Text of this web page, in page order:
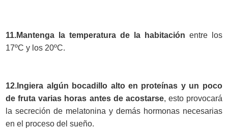
11.Mantenga la temperatura de la habitación entre los
17ºC y los 20ºC.
12.Ingiera algún bocadillo alto en proteínas y un poco
de fruta varias horas antes de acostarse, esto provocará
la secreción de melatonina y demás hormonas necesarias
en el proceso del sueño.